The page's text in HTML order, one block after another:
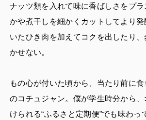
ナッツ類を入れて味に香ばしさをプ
かや煮干しを細かくカットしてより
いたひき肉を加えてコクを出したり
かせない。
もの心が付いた頃から、当たり前に
のコチュジャン。僕が学生時分から
けられる“ふるさと定期便”でも味わっ